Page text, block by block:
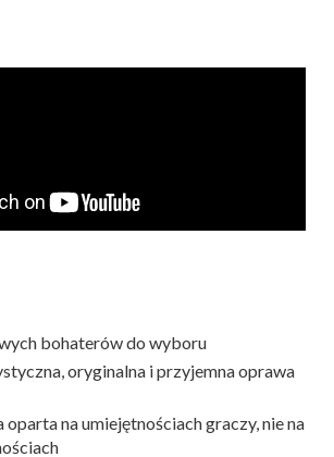
bohaterów do wyboru
oryginalna i przyjemna oprawa
oparta na umiejętnościach graczy, nie na